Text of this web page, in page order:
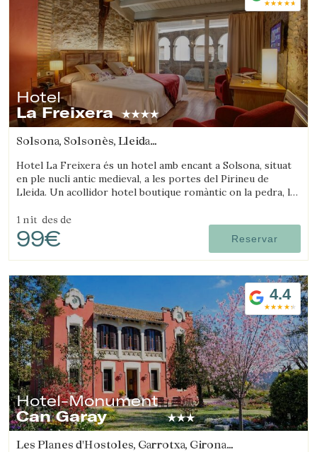
Hotel
La Freixera
Solsona, Solsonès, Lleida
Hotel La Freixera és un hotel amb encant a Solsona, situat
en ple nucli antic medieval, a les portes del Pirineu de
Lleida. Un acollidor hotel boutique romàntic on la pedra, la
habitacions que disposen de banyera o llar de foc.
1 nit des de
99€ Reservar
4.4
Hotel-Monument
Can Garay
Les Planes d'Hostoles, Garrotxa, Girona